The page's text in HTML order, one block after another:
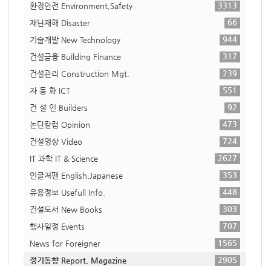
환경안전 Environment,Safety
3313
재난재해 Disaster
66
기술개발 New Technology
944
건설금융 Building Finance
317
건설관리 Construction Mgt.
239
자 동 화 ICT
551
건 설 인 Builders
92
논단칼럼 Opinion
473
건설영상 Video
724
IT 과학 IT & Science
2627
인글저팬 English,Japanese
353
유용정보 Usefull Info.
448
건설도서 New Books
303
행사일정 Events
707
News for Foreigner
1565
정기동향 Report, Magazine
2905